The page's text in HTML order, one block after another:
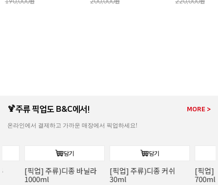
🍹주류 픽업도 B&C에서! MORE >
온라인에서 결제하고 가까운 매장에서 픽업하세요!
[픽업] 주류)디종 바닐라
1000ml
[픽업] 주류)디종 커쉬
[픽업] 주류)
700ml